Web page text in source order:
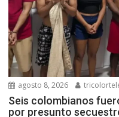
agosto 8, 2026
Seis colombianos
por presunto